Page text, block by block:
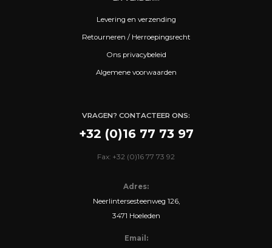
Levering en verzending
Retourneren / Herroepingsrecht
Ons privacybeleid
Algemene voorwaarden
VRAGEN? CONTACTEER ONS:
+32 (0)16 77 73 97
Fax: +32 (0)16 77 73 92
Adres:
Neerlintersesteenweg 126,
3471 Hoeleden
Email: